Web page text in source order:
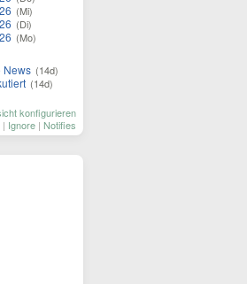
(Mi)
(Di)
(Mo)
News (14d)
(14d)
konfigurieren
| Ignore | Notifies